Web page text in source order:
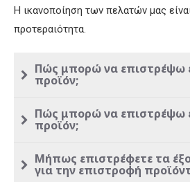
Η ικανοποίηση των πελατών μας
προτεραιότητα.
Πώς μπορώ να επιστρέψω
προϊόν;
Πώς μπορώ να επιστρέψω
προϊόν;
Μήπως επιστρέφετε τα
για την επιστροφή